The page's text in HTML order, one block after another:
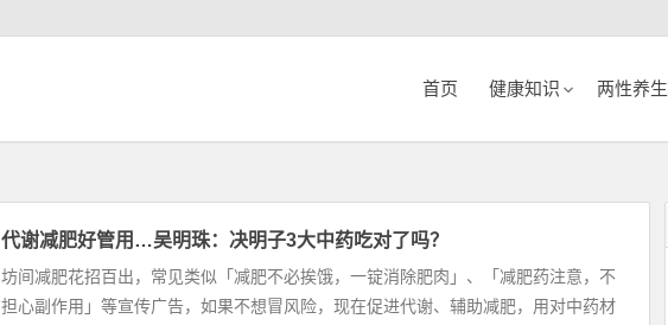
首页 健康知识 两性养生
代谢减肥好管用…吴明珠：决明子3大中药吃对了吗？
坊间减肥花招百出，常见类似「减肥不必挨饿，一锭消除肥肉」、「减肥药注意，不
担心副作用」等宣传广告，如果不想冒风险，现在促进代谢、辅助减肥，用对中药材